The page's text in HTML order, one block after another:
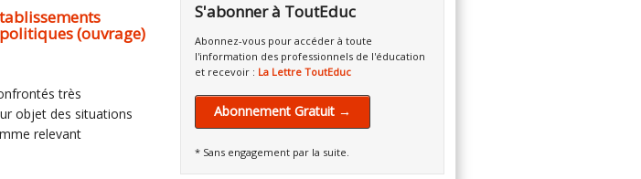
(ouvrage)
très
objet des situations
relevant
S'abonner à ToutEduc
Abonnez-vous pour accéder à toute
l'information des professionnels de l'éducation
et recevoir : La Lettre ToutEduc
Abonnement Gratuit →
* Sans engagement par la suite.